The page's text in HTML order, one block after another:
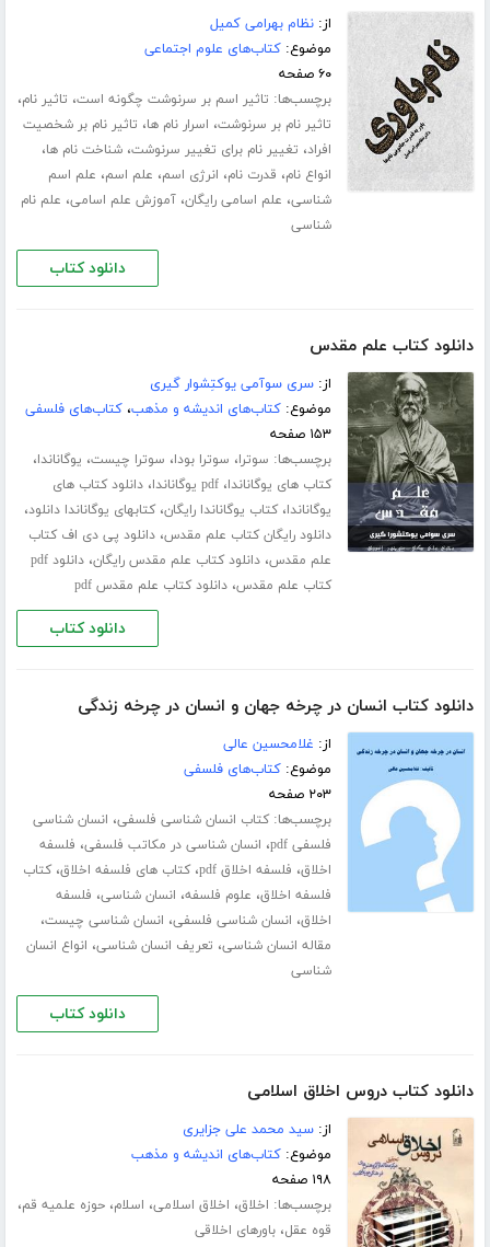
از:نظام بهرامی کمیل
موضوع:کتاب‌های علوم اجتماعی
۶۰ صفحه
برچسب‌ها: تاثیر اسم بر سرنوشت چگونه است، تاثیر نام،
تاثیر نام بر سرنوشت، اسرار نام ها، تاثیر نام بر شخصیت
افراد، تغییر نام برای تغییر سرنوشت،شناخت نام ها،
انواع نام، قدرت نام، انرژی اسم، علم اسم، علم اسم
شناسی، علم اسامی رایگان،آموزش علم اسامی، علم نام
شناسی
دانلود کتاب
دانلود کتاب علم مقدس
از:سری سوآمی یوکتِشوار گیری
موضوع:کتاب‌های اندیشه و مذهب،کتاب‌های فلسفی
۱۵۳ صفحه
برچسب‌ها: سوترا، سوترا بودا، سوترا چیست، یوگاناندا،
کتاب های یوگاناندا،pdf یوگاناندا ،دانلود کتاب های
یوگاناندا،کتاب یوگاناندا رایگان،کتابهای یوگاناندا دانلود،
دانلود رایگان کتاب علم مقدس،دانلود پی دی اف کتاب
علم مقدس،دانلود کتاب علم مقدس رایگان،
دانلود pdf
کتاب علم مقدس،دانلود کتاب علم مقدس pdf
دانلود کتاب
دانلود کتاب انسان در چرخه جهان و انسان در چرخه زندگی
از: غلامحسین عالی
موضوع:کتاب‌های فلسفی
۲۰۳ صفحه
برچسب‌ها:کتاب انسان شناسی فلسفی، انسان شناسی
فلسفی pdf
، انسان شناسی در مکاتب فلسفی، فلسفه
اخلاق، فلسفه اخلاق pdf ،کتاب های فلسفه اخلاق،کتاب
فلسفه اخلاق، علوم فلسفه، انسان شناسی، فلسفه
اخلاق، انسان شناسی فلسفی، انسان شناسی چیست،
مقاله انسان شناسی، تعریف انسان شناسی، انواع انسان
شناسی
دانلود کتاب
دانلود کتاب دروس اخلاق اسلامی
از:سید محمد علی جزایری
موضوع:کتاب‌های اندیشه و مذهب
۱۹۸ صفحه
برچسب‌ها: اخلاق، اخلاق اسلامی، اسلام،حوزه علمیه قم،
قوه عقل،باورهای اخلاقی